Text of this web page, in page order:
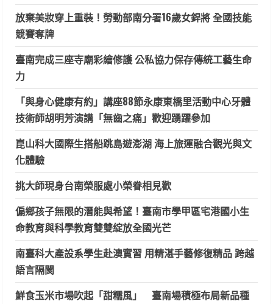
放棄美妝穿上重裝！勞動部南分署16歲女銲將 全國技能
競賽奪牌
臺南完成三座寺廟彩繪修護 公私協力保存傳統工藝生命
力
「與身心健康有約」講座88節永康東橋里活動中心牙體
技術師胡明芳演講「無齒之痛」歡迎踴躍參加
崑山科大國際生搭船跳島遊澎湖 海上旅運融合觀光與文
化體驗
挑大師現身台南榮服處小榮眷相見歡
偏鄉孩子無限的潛能與希望！臺南市學甲區宅港國小生
命教育與科學教育雙雙綻放全國光芒
南臺科大產設系學生赴澳實習 用精湛手藝修復精品 跨越
語言隔閡
鮮食玉米市場吹起「甜糯風」 臺南場積極布局新品種